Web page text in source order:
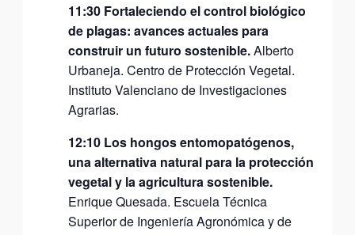
11:30 Fortaleciendo el control biológico
de plagas: avances actuales para
construir un futuro sostenible.Alberto
Urbaneja. Centro de Protección Vegetal.
Instituto Valenciano de Investigaciones
Agrarias.
12:10 Los hongos entomopatógenos,
una alternativa natural para la protección
vegetal y la agricultura sostenible.
Enrique Quesada. Escuela Técnica
Superior de Ingeniería Agronómica y de